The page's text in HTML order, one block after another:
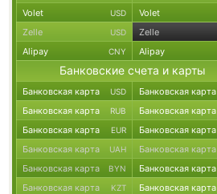
Volet USD Volet
Zelle USD Zelle
Alipay CNY Alipay
Банковские счета и карты
Банковская карта USD Банковская карта
Банковская карта RUB Банковская карта
Банковская карта EUR Банковская карта
Банковская карта UAH Банковская карта
Банковская карта BYN Банковская карта
Банковская карта KZT Банковская карта